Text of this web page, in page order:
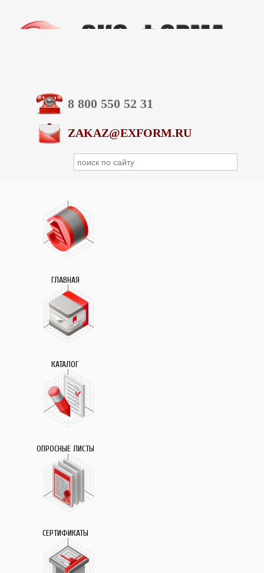
8 800 550 52 31
ZAKAZ@EXFORM.RU
ГЛАВНАЯ
КАТАЛОГ
ОПРОСНЫЕ ЛИСТЫ
СЕРТИФИКАТЫ